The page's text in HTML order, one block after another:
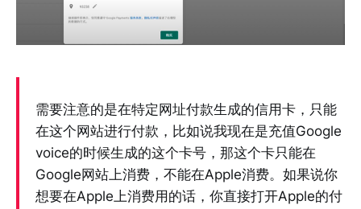
需要注意的是在特定网址付款生成的信用卡，只能
在这个网站进行付款，比如说我现在是充值Google
voice的时候生成的这个卡号，那这个卡只能在
Google网站上消费，不能在Apple消费。如果说你
想要在Apple上消费用的话，你直接打开Apple的付